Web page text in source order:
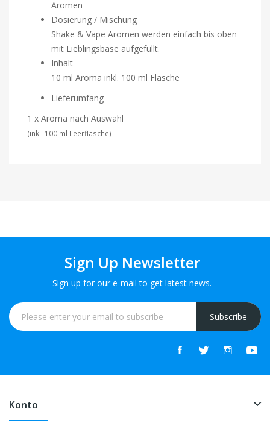
Aromen
Dosierung / Mischung
Shake & Vape Aromen werden einfach bis oben
mit Lieblingsbase aufgefüllt.
Inhalt
10 ml Aroma inkl. 100 ml Flasche
Lieferumfang
1 x Aroma nach Auswahl
(inkl. 100 ml Leerflasche)
Sign Up Newsletter
Sign up for our e-mail to get latest news.
Subscribe
Konto